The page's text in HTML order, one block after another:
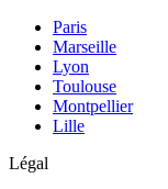
Paris
Marseille
Lyon
Toulouse
Montpellier
Lille
Légal